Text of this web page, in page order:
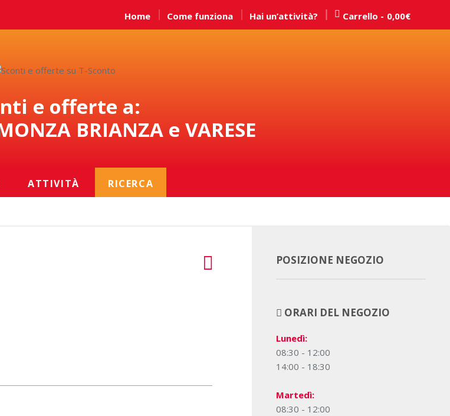
Home Come funziona Hai un’attività? Carrello 0,00€
e offerte a:
BRIANZA e VARESE
ATTIVITÀ RICERCA
POSIZIONE NEGOZIO
ORARI DEL NEGOZIO
Lunedì:
08:30 - 12:00
14:00 - 18:30
Martedì:
08:30 - 12:00